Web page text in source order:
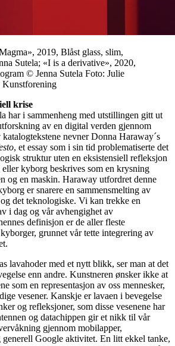
2019, Blåst glass, slim,
Sutela; «I is a derivative», 2020,
© Jenna Sutela Foto: Julie
krise
har i sammenheng med utstillingen gitt ut
av en digital verden gjennom
nevner Donna Haraway´s
, et essay som i sin tid problematiserte det
struktur uten en eksistensiell refleksjon
kyborg beskrives som en krysning
og en maskin. Haraway utfordret denne
er snarere en sammensmelting av
det teknologiske. Vi kan trekke en
i dag og vår avhengighet av
definisjon er de aller fleste
grunnet vår tette integrering av
lavahoder med et nytt blikk, ser man at det
enn andre. Kunstneren ønsker ikke at
som en representasjon av oss mennesker,
vesener. Kanskje er lavaen i bevegelse
og refleksjoner, som disse vesenene har
og datachippen gir et nikk til vår
gjennom mobilapper,
Google aktivitet. En litt ekkel tanke,